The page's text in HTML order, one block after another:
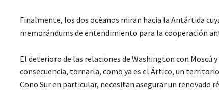
Finalmente, los dos océanos miran hacia la Antártida
memorándums de entendimiento para la cooperación
El deterioro de las relaciones de Washington con
consecuencia, tornarla, como ya es el Ártico, un
Cono Sur en particular, necesitan asegurar un